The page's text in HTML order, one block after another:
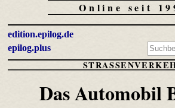
Online seit
edition.epilog.de
epilog.plus
Das Automobil